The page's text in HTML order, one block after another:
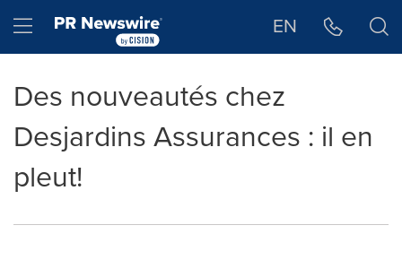
Hamburger menu EN
Des nouveautés chez
Desjardins Assurances : il en
pleut!